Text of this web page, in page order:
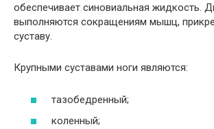
обеспечивает синовиальная жидкость.
выполняются сокращениям мышц,
суставу.
Крупными суставами ноги являются:
тазобедренный;
коленный;